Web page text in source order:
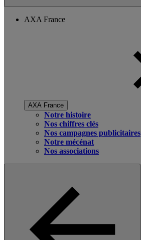
AXA France
AXA France
Notre histoire
Nos chiffres clés
Nos campagnes publicitaires
Notre mécénat
Nos associations